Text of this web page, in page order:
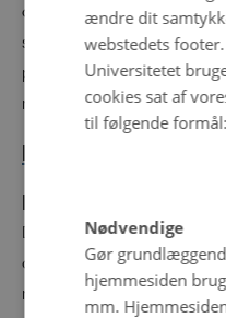
over en aktiv deltagelse
skrive et skriftligt oplæg
problemer mht. hhv.
retsanvendelse.
Program
Deltagernes
Det er en betingelse for
deltager forud for kurset
maksimalt 3 sider (en
ændre dit
webstedets footer.
Universitetet
cookies sat af
til følgende formål:
Nødvendige
Gør
hjemmesiden
mm.